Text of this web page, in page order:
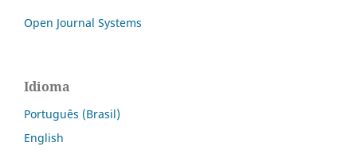
Open Journal Systems
Idioma
Português (Brasil)
English